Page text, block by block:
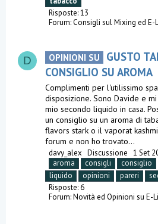
Risposte: 13
Forum:Consigli sul Mixing ed E-
D OPINIONI SU
GUSTO
CONSIGLIO SU AROMA
Complimenti per l'utilissimo
disposizione. Sono Davide e
mio secondo liquido in casa.
un consiglio su un aroma di
flavors stark o il vaporat
forum e non ho trovato...
davy_alex Discussione 1 Set
aroma
consigli consiglio
liquido
opinioni pareri
Risposte: 6
Forum:Novità ed Opinioni su E-